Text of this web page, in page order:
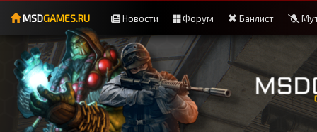
MSDGAMES.RU Новости Форум Банлист